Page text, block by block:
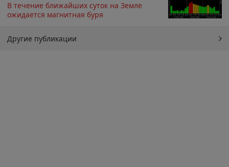
В течение ближайших суток на Земле
ожидается магнитная буря
Другие публикации